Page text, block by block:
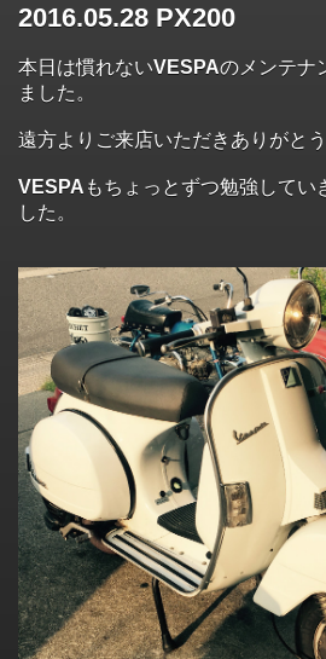
2016.05.28 PX200
本日は慣れないVESPAのメンテナ
ました。
遠方よりご来店いただきありがと
VESPA もちょっとずつ勉強してい
した。